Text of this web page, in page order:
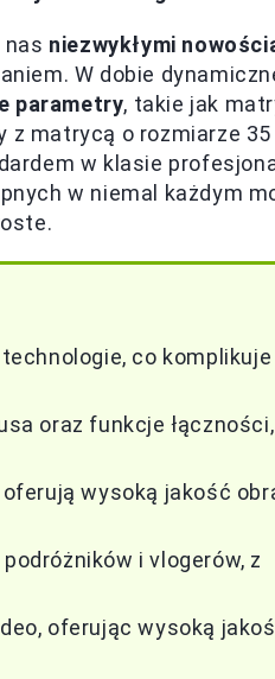
niezwykłymi
W dobie
parametry, takie jak
z matrycą o rozmiarze
w klasie
w niemal każdym
co
oraz funkcje
wysoką jakość
i vlogerów, z
oferując wysoką